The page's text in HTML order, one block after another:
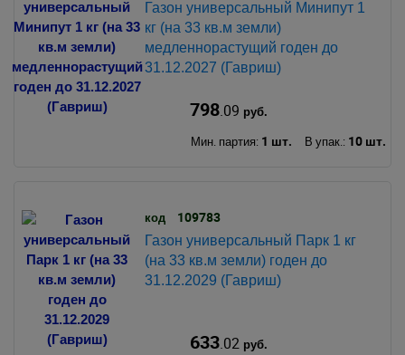
Газон универсальный Минипут 1
кг (на 33 кв.м земли)
медленнорастущий годен до
31.12.2027 (Гавриш)
798.09 руб.
Мин. партия: 1 шт. В упак.: 10 шт.
код 109783
Газон универсальный Парк 1 кг
(на 33 кв.м земли) годен до
31.12.2029 (Гавриш)
633.02 руб.